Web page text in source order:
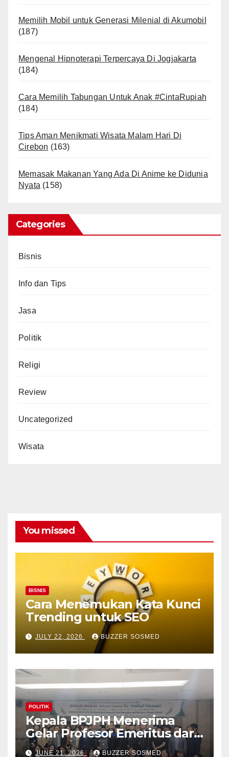
Memilih Mobil untuk Generasi Milenial di Akumobil
(187)
Mengenal Hipnoterapi Terpercaya Di Jogjakarta
(184)
Cara Memilih Tabungan Untuk Anak #CintaRupiah
(184)
Tips Aman Menikmati Wisata Malam Hari Di
Cirebon (163)
Memasak Makanan Yang Ada Di Anime ke Didunia
Nyata (158)
Categories
Bisnis
Info dan Tips
Jasa
Politik
Religi
Review
Uncategorized
Wisata
You missed
BISNIS
Cara Menemukan Kata Kunci
Trending untuk SEO
JULY 22, 2026 BUZZER SOSMED
POLITIK
Kepala BPJPH Menerima
Gelar Profesor Emeritus dari
Silla University, Busan Korsel
JUNE 21, 2026 BUZZER SOSMED